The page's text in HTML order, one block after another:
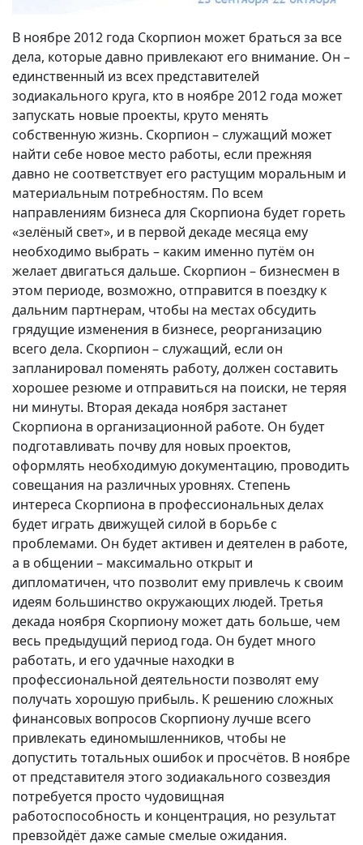
В ноябре 2012 года Скорпион может браться за все
дела, которые давно привлекают его внимание. Он –
единственный из всех представителей
зодиакального круга, кто в ноябре 2012 года может
запускать новые проекты, круто менять
собственную жизнь. Скорпион – служащий может
найти себе новое место работы, если прежняя
давно не соответствует его растущим моральным и
материальным потребностям. По всем
направлениям бизнеса для Скорпиона будет гореть
«зелёный свет», и в первой декаде месяца ему
необходимо выбрать – каким именно путём он
желает двигаться дальше. Скорпион – бизнесмен в
этом периоде, возможно, отправится в поездку к
дальним партнерам, чтобы на местах обсудить
грядущие изменения в бизнесе, реорганизацию
всего дела. Скорпион – служащий, если он
запланировал поменять работу, должен составить
хорошее резюме и отправиться на поиски, не теряя
ни минуты. Вторая декада ноября застанет
Скорпиона в организационной работе. Он будет
подготавливать почву для новых проектов,
оформлять необходимую документацию, проводить
совещания на различных уровнях. Степень
интереса Скорпиона в профессиональных делах
будет играть движущей силой в борьбе с
проблемами. Он будет активен и деятелен в работе,
а в общении – максимально открыт и
дипломатичен, что позволит ему привлечь к своим
идеям большинство окружающих людей. Третья
декада ноября Скорпиону может дать больше, чем
весь предыдущий период года. Он будет много
работать, и его удачные находки в
профессиональной деятельности позволят ему
получать хорошую прибыль. К решению сложных
финансовых вопросов Скорпиону лучше всего
привлекать единомышленников, чтобы не
допустить тотальных ошибок и просчётов. В ноябре
от представителя этого зодиакального созвездия
потребуется просто чудовищная
работоспособность и концентрация, но результат
превзойдёт даже самые смелые ожидания.